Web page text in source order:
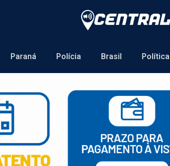
Paraná Polícia Brasil Política